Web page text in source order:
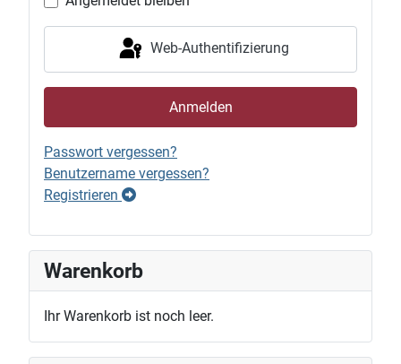
Web-Authentifizierung
Anmelden
Passwort vergessen?
Benutzername vergessen?
Registrieren
Warenkorb
Ihr Warenkorb ist noch leer.